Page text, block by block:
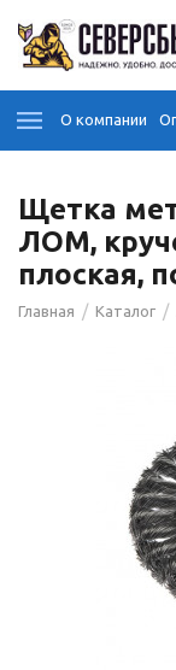
О компании
Щетка
ЛОМ,
плоская,
Главная / Каталог /